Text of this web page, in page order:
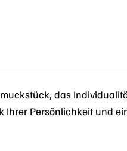
das
Ihrer Persönlichkeit und